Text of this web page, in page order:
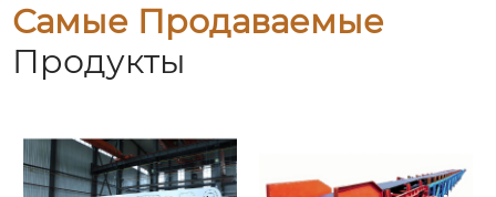
Самые Продаваемые
Продукты